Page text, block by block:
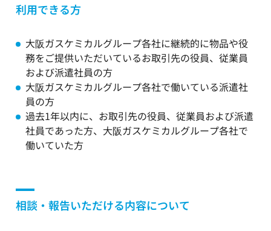
利用できる方
大阪ガスケミカルグループ各社に継続的に物品や役
務をご提供いただいているお取引先の役員、従業員
および派遣社員の方
大阪ガスケミカルグループ各社で働いている派遣社
員の方
過去1年以内に、お取引先の役員、従業員および派遣
社員であった方、大阪ガスケミカルグループ各社で
働いていた方
相談・報告いただける内容について